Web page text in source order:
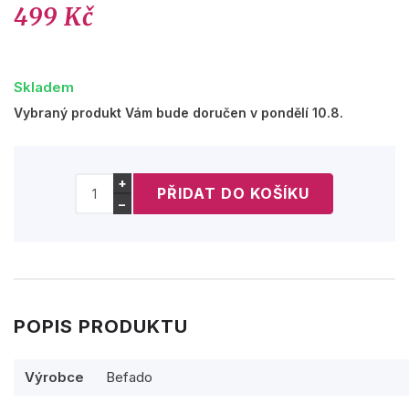
499 Kč
Skladem
Vybraný produkt Vám bude doručen v pondělí 10.8.
+
−
POPIS PRODUKTU
Výrobce Befado